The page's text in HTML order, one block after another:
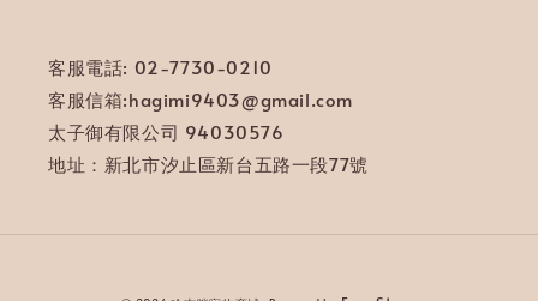
客服電話: 02-7730-0210
客服信箱:hagimi9403@gmail.com
太子御有限公司 94030576
地址：新北市汐止區新台五路一段77號